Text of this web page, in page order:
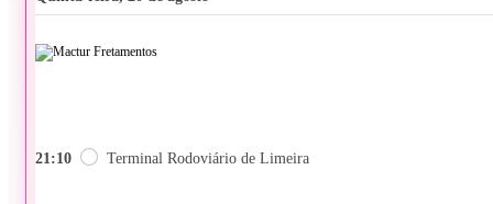
21:10 Terminal Rodoviário de Limeira